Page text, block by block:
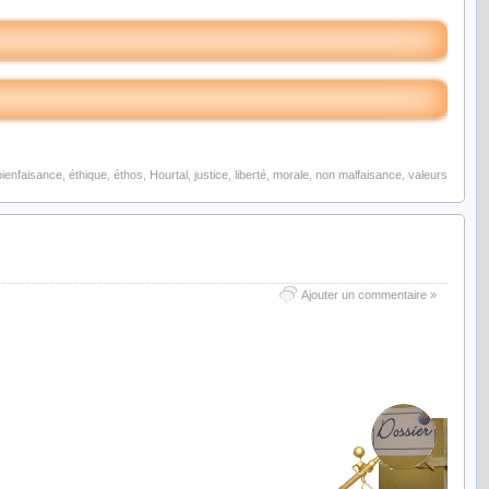
troisième partie :
éthique éthos Hourtal justice liberté morale non malfaisance valeurs
Ajouter un commentaire »